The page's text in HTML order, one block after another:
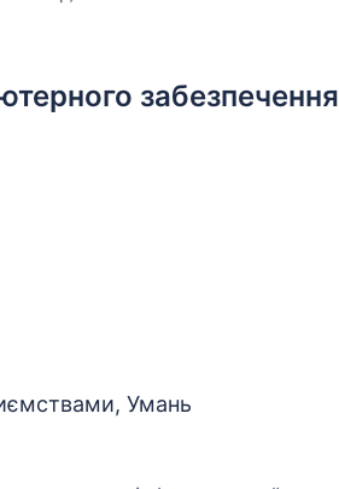
забезпечення
Умань